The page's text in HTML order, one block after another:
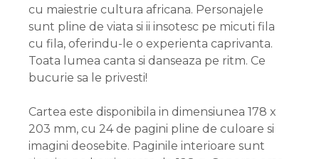
cu maiestrie cultura africana. Personajele
sunt pline de viata si ii insotesc pe micuti fila
cu fila, oferindu-le o experienta caprivanta.
Toata lumea canta si danseaza pe ritm. Ce
bucurie sa le privesti!
Cartea este disponibila in dimensiunea 178 x
203 mm, cu 24 de pagini pline de culoare si
imagini deosebite. Paginile interioare sunt